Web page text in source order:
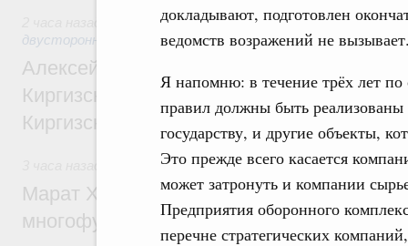
докладывают, подготовлен
ведомств возражений не
Я напомню: в течение трёх лет
правил должны быть
государству, и другие объекты,
Это прежде всего касается
может затронуть и компании
Предприятия оборонного
перечне стратегических
Экономические и гуманитарные отношения
двусторонней основе
Алексей Оверчук принял участие в
Киргизского экономического форума и
Киргизской межрегиональной
Дорожное хозяйство
Марат Хуснуллин: На двух скоростных
многофункциональные зоны дорожного